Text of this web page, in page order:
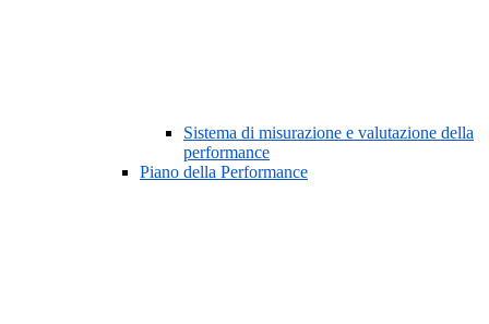
Sistema di misurazione e valutazione della
performance
Piano della Performance